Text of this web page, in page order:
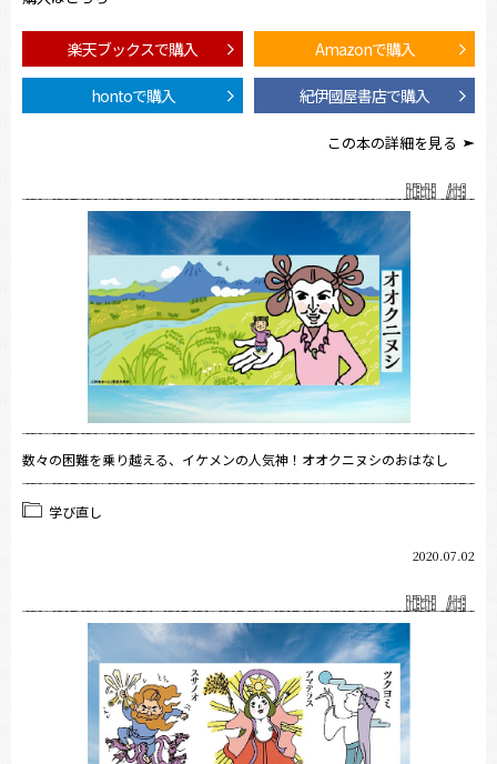
楽天ブックスで購入 Amazonで購入
hontoで購入 紀伊國屋書店で購入
この本の詳細を見る
数々の困難を乗り越える、イケメンの人気神！オオクニヌシのおはなし
学び直し
2020.07.02